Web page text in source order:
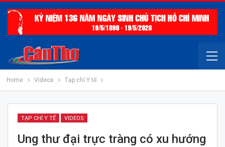
Home Videos Tạp chí Y tế
TẠP CHÍ Y TẾ VIDEOS
Ung thư đại trực tràng có xu hướng